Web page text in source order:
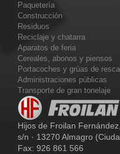
Paquetería
Construcción
Residuos
Reciclaje y chatarra
Aparatos de feria
Cereales, abonos y piensos
Portacoches y grúas de
Administraciones públicas
Transporte de gran tonelaje
Hijos de Froilan
s/n · 13270 Almagro
Fax: 926 861 566